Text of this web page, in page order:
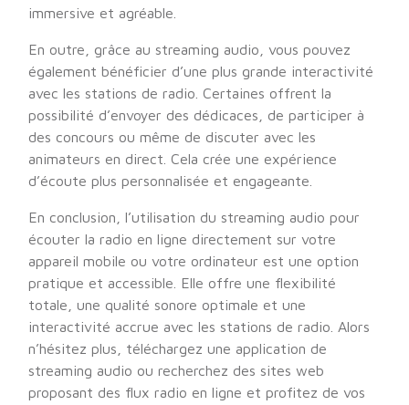
immersive et agréable.
En outre, grâce au streaming audio, vous pouvez
également bénéficier d’une plus grande interactivité
avec les stations de radio. Certaines offrent la
possibilité d’envoyer des dédicaces, de participer à
des concours ou même de discuter avec les
animateurs en direct. Cela crée une expérience
d’écoute plus personnalisée et engageante.
En conclusion, l’utilisation du streaming audio pour
écouter la radio en ligne directement sur votre
appareil mobile ou votre ordinateur est une option
pratique et accessible. Elle offre une flexibilité
totale, une qualité sonore optimale et une
interactivité accrue avec les stations de radio. Alors
n’hésitez plus, téléchargez une application de
streaming audio ou recherchez des sites web
proposant des flux radio en ligne et profitez de vos